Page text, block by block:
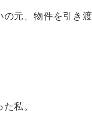
元、物件を引き渡
私。